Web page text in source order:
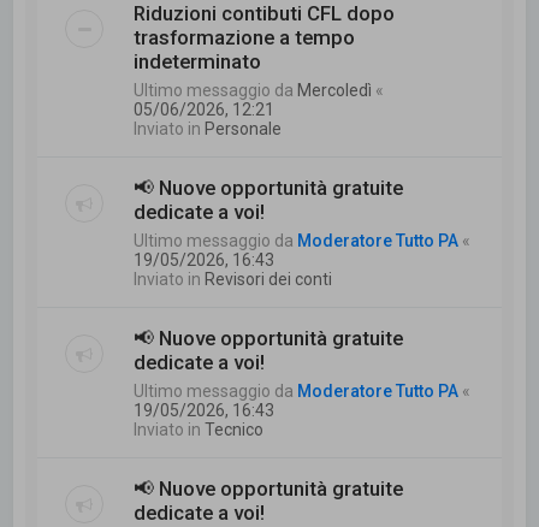
Riduzioni contibuti CFL dopo
trasformazione a tempo
indeterminato
Ultimo messaggio da Mercoledì «
05/06/2026, 12:21
Inviato in Personale
📢 Nuove opportunità gratuite
dedicate a voi!
Ultimo messaggio da Moderatore Tutto PA «
19/05/2026, 16:43
Inviato in Revisori dei conti
📢 Nuove opportunità gratuite
dedicate a voi!
Ultimo messaggio da Moderatore Tutto PA «
19/05/2026, 16:43
Inviato inTecnico
📢 Nuove opportunità gratuite
dedicate a voi!